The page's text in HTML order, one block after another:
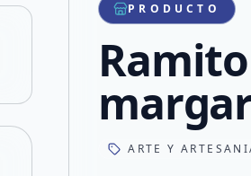
Compartir por mail
Compartir en Facebook
Compartir en X
PRODUCTO
ARTE Y